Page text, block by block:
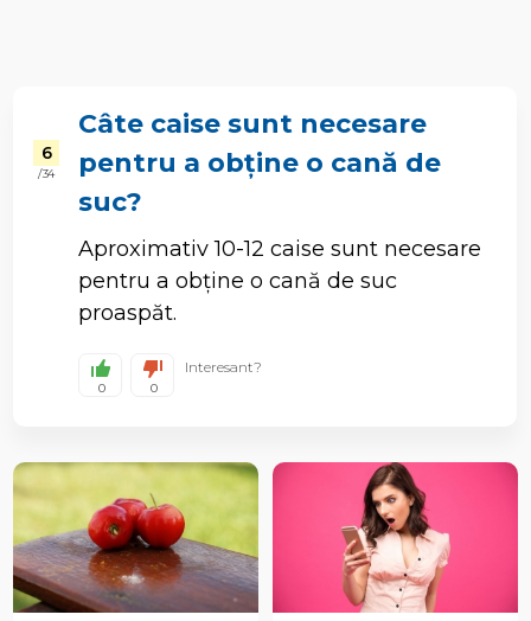
6
/ 34
Câte caise sunt necesare
pentru a obține o cană de
suc?
Aproximativ 10-12 caise sunt necesare
pentru a obține o cană de suc
proaspăt.
0 0
Interesant?